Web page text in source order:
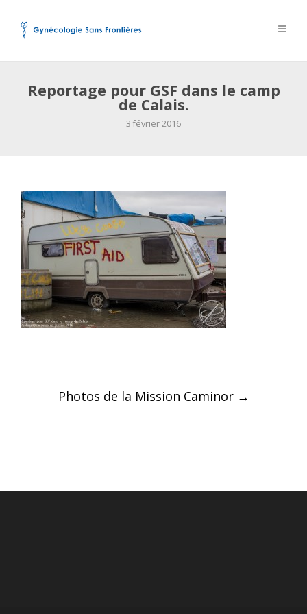
Reportage pour GSF dans le camp
de Calais.
3 février 2016
PostPhotos de la Mission Caminor →